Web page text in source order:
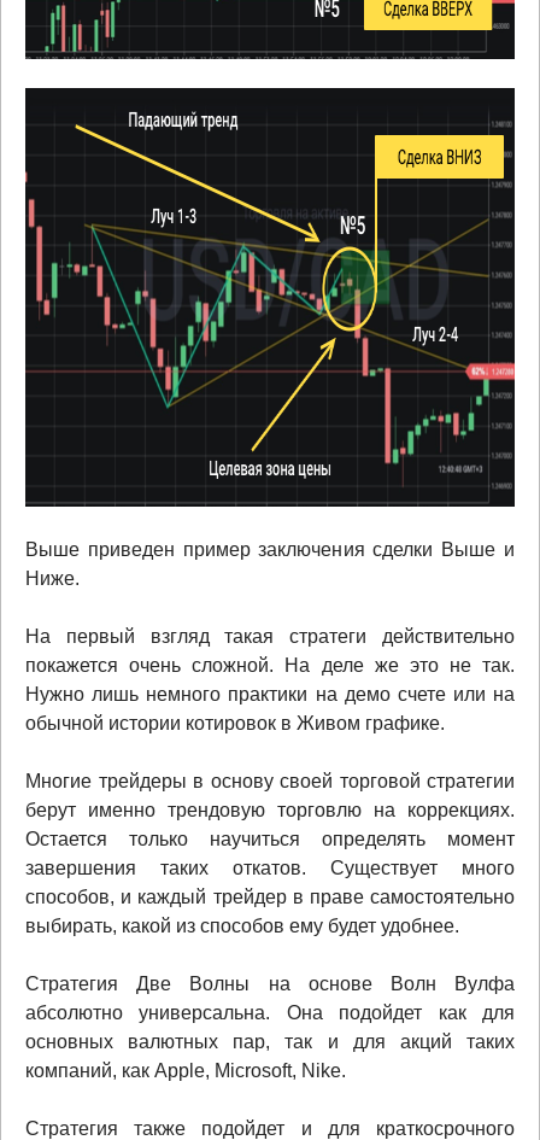
Выше приведен пример заключения сделки Выше и
Ниже.
На первый взгляд такая стратеги действительно
покажется очень сложной. На деле же это не так.
Нужно лишь немного практики на демо счете или на
обычной истории котировок в Живом графике.
Многие трейдеры в основу своей торговой стратегии
берут именно трендовую торговлю на коррекциях.
Остается только научиться определять момент
завершения таких откатов. Существует много
способов, и каждый трейдер в праве самостоятельно
выбирать, какой из способов ему будет удобнее.
Стратегия Две Волны на основе Волн Вулфа
абсолютно универсальна. Она подойдет как для
основных валютных пар, так и для акций таких
компаний, как Apple, Microsoft, Nike.
Стратегия также подойдет и для краткосрочного